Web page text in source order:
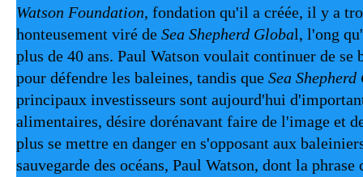
Watson Foundation, fondation qu'il a créée, il y a
honteusement viré de Sea Shepherd Global, l'ong
plus de 40 ans. Paul Watson voulait continuer de se
pour défendre les baleines, tandis que Sea
principaux investisseurs sont aujourd'hui
alimentaires, désire dorénavant faire de l'image et
plus se mettre en danger en s'opposant aux
sauvegarde des océans, Paul Watson, dont la